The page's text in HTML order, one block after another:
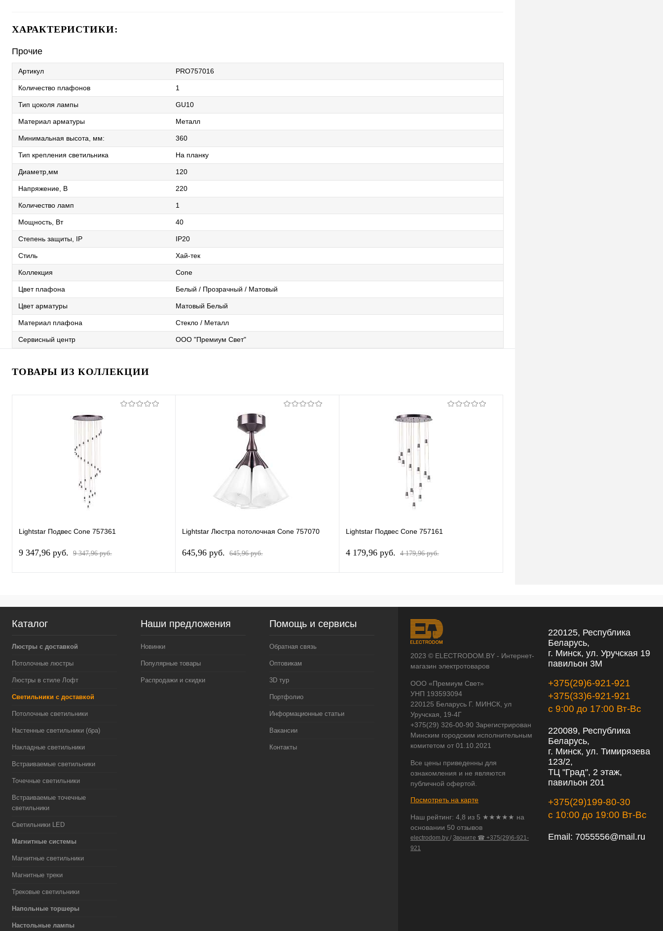
ХАРАКТЕРИСТИКИ:
Прочие
Артикул PRO757016
Количество плафонов 1
Тип цоколя лампы GU10
Материал арматуры Металл
Минимальная высота, мм: 360
Тип крепления светильника На планку
Диаметр,мм 120
Напряжение, В 220
Количество ламп 1
Мощность, Вт 40
Степень защиты, IP IP20
Стиль Хай-тек
Коллекция Cone
Цвет плафона Белый / Прозрачный / Матовый
Цвет арматуры Матовый Белый
Материал плафона Стекло / Металл
Сервисный центр ООО "Премиум Свет"
ТОВАРЫ ИЗ КОЛЛЕКЦИИ
Lightstar Подвес Cone 757361
9 347,96 pуб. 9 347,96 pуб.
Lightstar Люстра потолочная Cone 757070
645,96 pуб. 645,96 pуб.
Lightstar Подвес Cone 757161
4 179,96 pуб. 4 179,96 pуб.
Каталог
Люстры с доставкой
Потолочные люстры
Люстры в стиле Лофт
Светильники с доставкой
Потолочные светильники
Настенные светильники (бра)
Накладные светильники
Встраиваемые светильники
Точечные светильники
Встраиваемые точечные
светильники
Светильники LED
Магнитные системы
Магнитные светильники
Магнитные треки
Трековые светильники
Напольные торшеры
Настольные лампы
Наши предложения
Новинки
Популярные товары
Распродажи и скидки
Помощь и сервисы
Обратная связь
Оптовикам
3D тур
Портфолио
Информационные статьи
Вакансии
Контакты
2023 © ELECTRODOM.BY - Интернет-
магазин электротоваров
ООО «Премиум Свет»
УНП 193593094
220125 Беларусь Г. МИНСК, ул
Уручская, 19-4Г
+375(29) 326-00-90 Зарегистрирован
Минским городским исполнительным
комитетом от 01.10.2021
Все цены приведенны для
ознакомления и не являются
публичной офертой.
Посмотреть на карте
Наш рейтинг: 4,8 из 5 ★★★★★ на
основании 50 отзывов
electrodom.by / Звоните ☎ +375(29)6-921-
921
220125, Республика
Беларусь,
г. Минск, ул. Уручская 19
павильон 3М
+375(29)6-921-921
+375(33)6-921-921
с 9:00 до 17:00 Вт-Вс
220089, Республика
Беларусь,
г. Минск, ул. Тимирязева
123/2,
ТЦ "Град", 2 этаж,
павильон 201
+375(29)199-80-30
с 10:00 до 19:00 Вт-Вс
Email: 7055556@mail.ru